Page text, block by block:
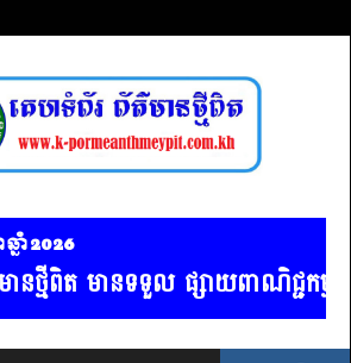
នាំ 2026
ថ្មីពិត មានទទួល ផ្សាយពាណិជ្ជកម្